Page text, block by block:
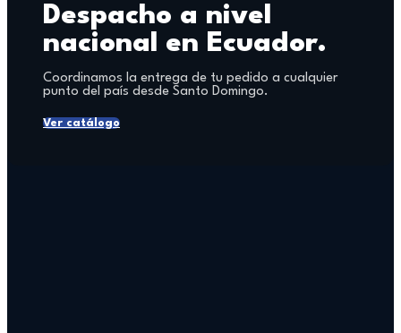
Despacho a nivel
nacional en Ecuador.
Coordinamos la entrega de tu pedido a cualquier
punto del país desde Santo Domingo.
Ver catálogo